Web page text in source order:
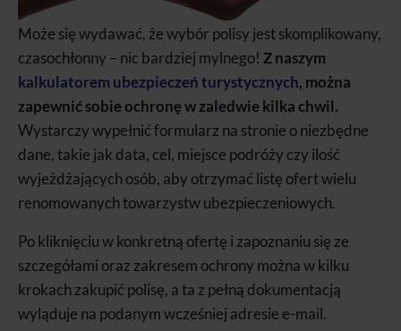
Może się wydawać, że wybór polisy jest skomplikowany,
czasochłonny – nic bardziej mylnego! Z naszym
kalkulatorem ubezpieczeń turystycznych, można
zapewnić sobie ochronę w zaledwie kilka chwil.
Wystarczy wypełnić formularz na stronie o niezbędne
dane, takie jak data, cel, miejsce podróży czy ilość
wyjeżdżających osób, aby otrzymać listę ofert wielu
renomowanych towarzystw ubezpieczeniowych.
Po kliknięciu w konkretną ofertę i zapoznaniu się ze
szczegółami oraz zakresem ochrony można w kilku
krokach zakupić polisę, a ta z pełną dokumentacją
wyląduje na podanym wcześniej adresie e-mail.